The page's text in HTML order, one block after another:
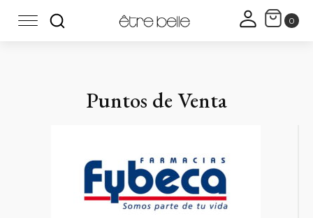
Puntos de Venta